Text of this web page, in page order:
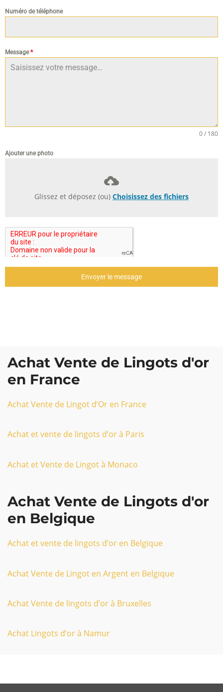
Numéro de téléphone
Message*
0 / 180
Ajouter une photo
Glissez et déposez (ou) Choisissez des fichiers
Envoyer le message
Achat Vente de Lingots d'or
en France
Achat Vente de Lingot d’Or en France
Achat et vente de lingots d’or à Paris
Achat et Vente de Lingot à Monaco
Achat Vente de Lingots d'or
en Belgique
Achat et vente de lingots d’or en Belgique
Achat Vente de Lingot en Argent en Belgique
Achat Vente de lingots d’or à Bruxelles
Achat Lingots d’or à Namur